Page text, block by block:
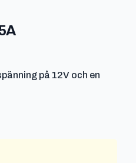
-
på 12V och en